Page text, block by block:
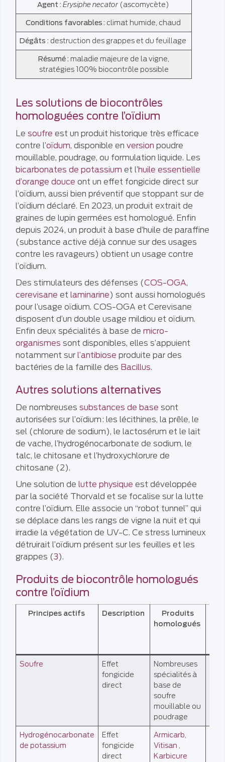
Agent : Erysiphe necator(ascomycète)
Conditions favorables : climat humide, chaud
Dégâts : destruction des grappes et du feuillage
Résumé : maladie majeure de la vigne,
stratégies 100% biocontrôle possible
Les solutions de biocontrôles
homologuées contre l’oïdium
Le soufre est un produit historique très efficace
contre l’oïdum, disponible en version poudre
mouillable, poudrage, ou formulation liquide. Les
bicarbonates de potassium et l’huile essentielle
d’orange douce ont un effet fongicide direct sur
l’oïdium, aussi bien préventif que stoppant sur de
l’oïdium déclaré. En 2023, un produit extrait de
graines de lupin germées est homologué. Enfin
depuis 2024, un produit à base d’huile de paraffine
(substance active déjà connue sur des usages
contre les ravageurs) obtient un usage contre
l’oïdium.
Des stimulateurs des défenses (COS-OGA,
cerevisane et laminarine) sont aussi homologués
pour l’usage oïdium. COS-OGA et Cerevisane
disposent d’un double usage mildiou et oïdium.
Enfin deux spécialités à base de micro-
organismes sont disponibles, elles s’appuient
notamment sur l’antibiose produite par des
bactéries de la famille des Bacillus.
Autres solutions alternatives
De nombreuses substances de base sont
autorisées sur l’oïdium : les lécithines, la prêle, le
sel (chlorure de sodium), le lactosérum et le lait
de vache, l’hydrogénocarbonate de sodium, le
talc, le chitosane et l’hydroxychlorure de
chitosane (2).
Une solution de lutte physique est développée
par la société Thorvald et se focalise sur la lutte
contre l’oïdium. Elle associe un “robot tunnel” qui
se déplace dans les rangs de vigne la nuit et qui
irradie la végétation de UV-C. Ce stress lumineux
détruirait l’oïdium présent sur les feuilles et les
grappes (3).
Produits de biocontrôle homologués
contre l’oïdium
Principes actifs Description
Produits
homologués
Soufre
Effet
fongicide
direct
Nombreuses
spécialités à
base de
soufre
mouillable ou
poudrage
Hydrogénocarbonate
de potassium
Effet
fongicide
direct
Armicarb
Vitisan
Karbicure